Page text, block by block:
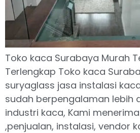
Toko kaca Surabaya Murah
Terlengkap Toko kaca
suryaglass jasa instalasi
sudah berpengalaman lebih
industri kaca, Kami
,penjualan, instalasi, vendor